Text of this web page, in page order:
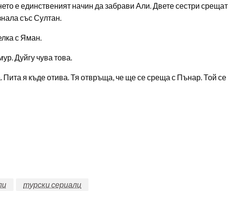
е единственият начин да забрави Али. Двете сестри срещат
със Султан.
с Яман.
Дуйгу чува това.
Пита я къде отива. Тя отвръща, че ще се среща с Пънар. Той се
турски сериали